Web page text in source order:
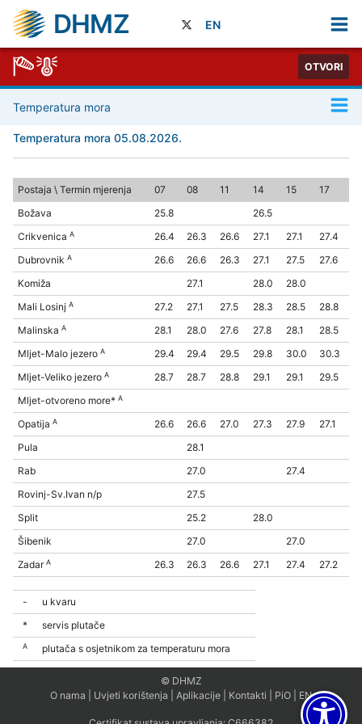
DHMZ EN
OTVORI
Temperatura mora
Temperatura mora 05.08.2026.
Postaja \ Termin mjerenja 07 08 11 14 15
17
Božava
25.8
26.5
Crikvenica A 26.4 26.3 26.6 27.1 27.1
27.4
Dubrovnik A 26.6 26.6 26.3 27.1 27.5
27.6
Komiža
27.1 28.0
28.0
Mali Losinj A 27.2 27.1 27.5 28.3 28.5
28.8
Malinska A 28.1 28.0 27.6 27.8 28.1
28.5
Mljet-Malo jezero A 29.4 29.4 29.5 29.8 30.0
30.3
Mljet-Veliko jezero A 28.7 28.7 28.8 29.1 29.1
29.5
Mljet-otvoreno more* A
Opatija A 26.6 26.6 27.0 27.3 27.9
27.1
Pula
28.1
Rab
27.0
27.4
Rovinj-Sv.Ivan n/p
27.5
Split
25.2
28.0
Šibenik
27.0
27.0
ZadarA 26.3 26.3 26.6 27.1 27.4 27.2
-
u kvaru
*
servis plutače
A plutača s osjetnikom za temperaturu mora
© DHMZ
O nama
Uvjeti korištenja Aplikacije Kontakti PiO EN